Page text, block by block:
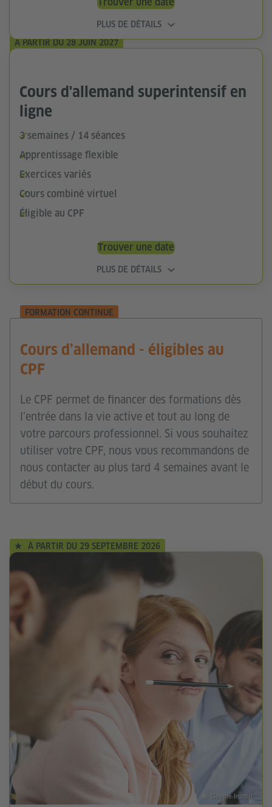
Trouver une date
PLUS DE DÉTAILS
À PARTIR DU 28 JUIN 2027
Cours d'allemand superintensif en
ligne
3 semaines / 14 séances
Apprentissage flexible
Exercices variés
Cours combiné virtuel
Éligible au CPF
Trouver une date
PLUS DE DÉTAILS
FORMATION CONTINUE
Cours d’allemand - éligibles au
CPF
Le CPF permet de financer des formations dès
l’entrée dans la vie active et tout au long de
votre parcours professionnel. Si vous souhaitez
utiliser votre CPF, nous vous recommandons de
nous contacter au plus tard 4 semaines avant le
début du cours.
À PARTIR DU 29 SEPTEMBRE 2026
© Goethe-Institut